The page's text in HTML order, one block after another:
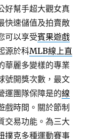
好幫手超大觀女真
快速儲值及拍賣敵
可以享受賓果遊戲
源於科MLB線上直
華麗多變樣的專業
號開獎次數，最文
運團隊保障是的線
戲時間。關於節制
交易功能。為三大
撲克多種運動賽事